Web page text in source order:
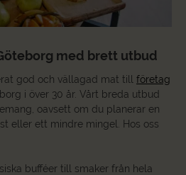
med brett utbud
god och vällagad mat till företag
i över 30 år. Vårt breda utbud
, oavsett om du planerar en
eller ett mindre mingel. Hos oss
bufféer till smaker från hela